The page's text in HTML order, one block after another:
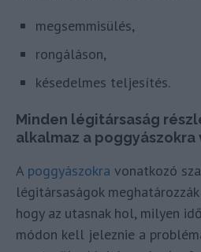
megsemmisülés,
rongáláson,
késedelmes teljesítés.
Minden légitársaság
alkalmaz a poggyászokra
A poggyászokra vonatkozó
légitársaságok
hogy az utasnak hol, milyen
módon kell jeleznie a